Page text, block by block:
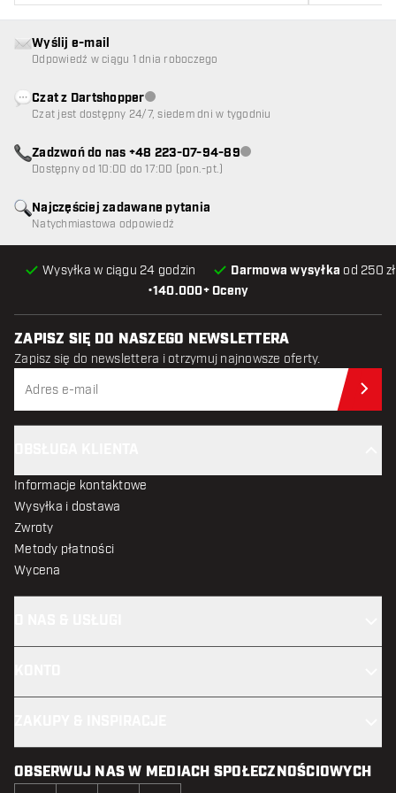
•140.000+ Oceny
Wysyłka w ciągu 24 godzin Darmowa wysyłka od 250
Najczęściej zadawane pytania
Natychmiastowa odpowiedź
Wyślij e-mail
Odpowiedź w ciągu 1 dnia roboczego
Czat z DartshopperObsługa klienta niedostępna
Czat jest dostępny 24/7, siedem dni w tygodniu
Zadzwoń do nas +48 223-07-94-89Obsługa klienta niedostępna
Dostępny od 10:00 do 17:00 (pon.-pt.)
ZAPISZ SIĘ DO NASZEGO NEWSLETTERA
Zapisz się do newslettera i otrzymuj najnowsze oferty.
Informacje kontaktowe
Wysyłka i dostawa
Zwroty
Metody płatności
Wycena
OBSERWUJ NAS W MEDIACH SPOŁECZNOŚCIOWYCH